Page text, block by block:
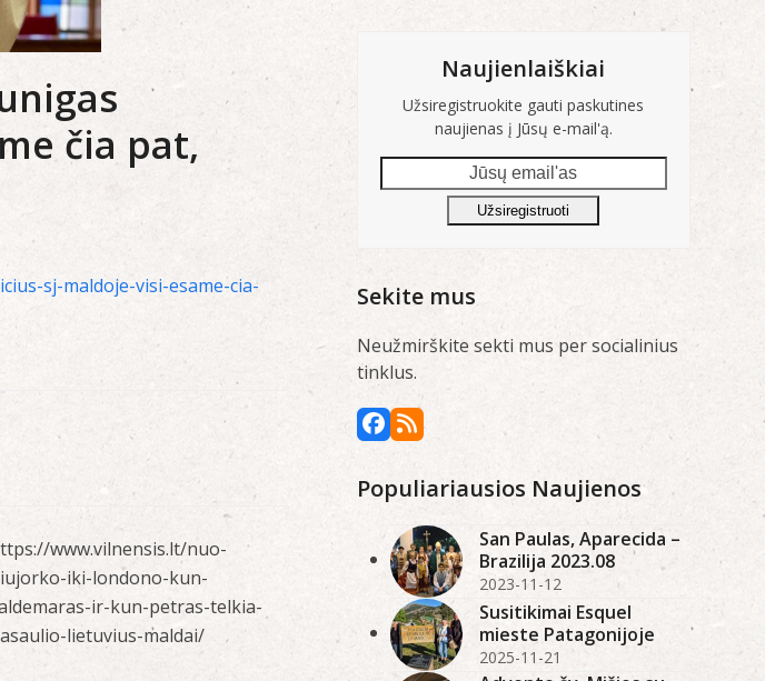
čia pat,
sj-maldoje-visi-esame-cia-
www.vilnensis.lt/nuo-
iki-londono-kun-
ir-kun-petras-telkia-
lietuvius-maldai/
Naujienlaiškiai
Užsiregistruokite gauti paskutines
naujienas į Jūsų e-mail'ą.
email'as
Užsiregistruoti
Sekite mus
Neužmirškite sekti mus per socialinius
tinklus.
Facebook
RSS
Populiariausios Naujienos
San Paulas, Aparecida –
Brazilija 2023.08
2023-11-12
Susitikimai Esquel
mieste Patagonijoje
2025-11-21